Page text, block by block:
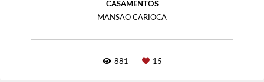
CASAMENTOS
MANSAO CARIOCA
881 15